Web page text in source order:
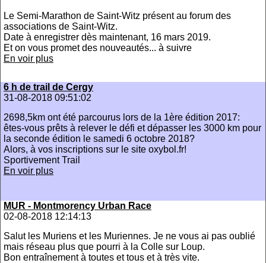
Le Semi-Marathon de Saint-Witz présent au forum des
associations de Saint-Witz.
Date à enregistrer dès maintenant, 16 mars 2019.
Et on vous promet des nouveautés... à suivre
En voir plus
6 h de trail de Cergy
31-08-2018 09:51:02
2698,5km ont été parcourus lors de la 1ère édition 2017:
êtes-vous prêts à relever le défi et dépasser les 3000 km pour
la seconde édition le samedi 6 octobre 2018?
Alors, à vos inscriptions sur le site oxybol.fr!
Sportivement Trail
En voir plus
MUR - Montmorency Urban Race
02-08-2018 12:14:13
Salut les Muriens et les Muriennes. Je ne vous ai pas oublié
mais réseau plus que pourri à la Colle sur Loup.
Bon entraînement à toutes et tous et à très vite.